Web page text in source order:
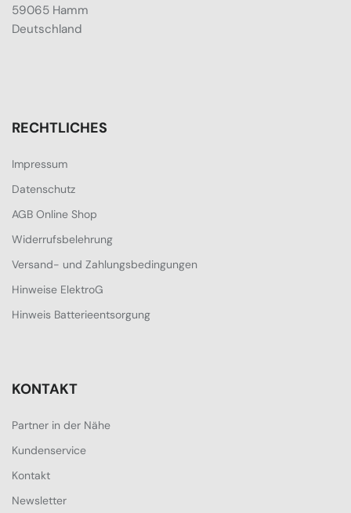
59065 Hamm
Deutschland
RECHTLICHES
Impressum
Datenschutz
AGB Online Shop
Widerrufsbelehrung
Versand- und Zahlungsbedingungen
Hinweise ElektroG
Hinweis Batterieentsorgung
KONTAKT
Partner in der Nähe
Kundenservice
Kontakt
Newsletter